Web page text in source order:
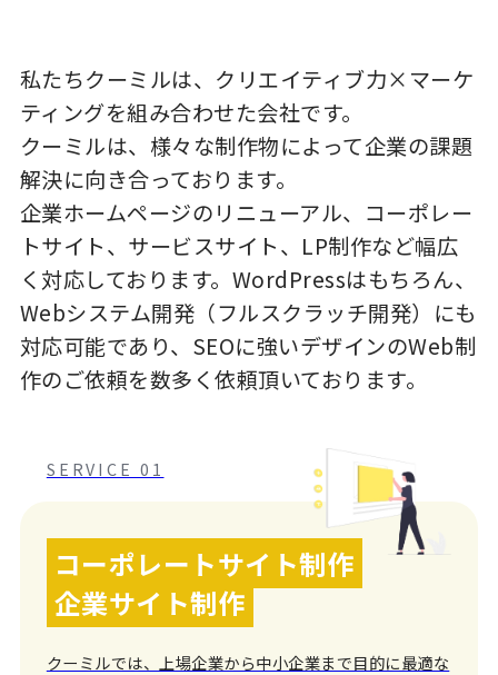
私たちクーミルは、クリエイティブ力×マーケ
ティングを組み合わせた会社です。
クーミルは、様々な制作物によって企業の課題
解決に向き合っております。
企業ホームページのリニューアル、コーポレー
トサイト、サービスサイト、LP制作など幅広
く対応しております。WordPressはもちろん、
Webシステム開発（フルスクラッチ開発）にも
対応可能であり、SEOに強いデザインのWeb制
作のご依頼を数多く依頼頂いております。
SERVICE 01
コーポレートサイト制作
企業サイト制作
クーミルでは、上場企業から中小企業まで目的に最適な